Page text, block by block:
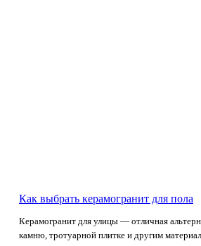
Как выбрать керамогранит для пола
Керамогранит для улицы — отличная
камню, тротуарной плитке и другим